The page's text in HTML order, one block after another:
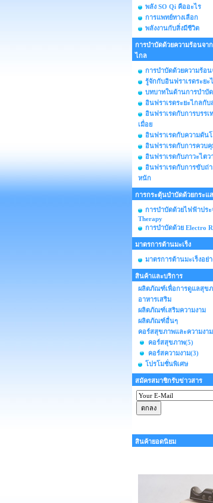
พลัง SO Qi คืออะไร
การแพทย์ทางเลือก
พลังงานกับสิ่งมีชีวิต
การบำบัดด้วยความร้อนจา
ไกล
การบำบัดด้วยความร้อ
รู้จักกับอินฟราเรดระยะ
บทบาทในด้านการบำบัด
อินฟราเรดระยะไกลกั
อินฟราเรดกับการบรรเ
เมื่อย
อินฟราเรดกับความดัน
อินฟราเรดกับการควบ
อินฟราเรดกับภาวะไตว
อินฟราเรดกับการขับถ่
หนัก
การกระตุ้นบำบัดด้วยกระแ
การบำบัดด้วยไฟฟ้าประ
Therapy
การบำบัดด้วย Electro
มาตรการต้านมะเร็ง
มาตรการต้านมะเร็งอย่
สินค้าและบริการ
ผลิตภัณฑ์เพื่อการดูแลสุข
อาหารเสริม
ผลิตภัณฑ์เสริมความงาม
ผลิตภัณฑ์อื่นๆ
คอร์สสุขภาพและความงาม
คอร์สสุขภาพ(5)
คอร์สความงาม(3)
โปรโมชั่นพิเศษ
สมัครสมาชิกรับข่าวสาร
สินค้ายอดนิยม